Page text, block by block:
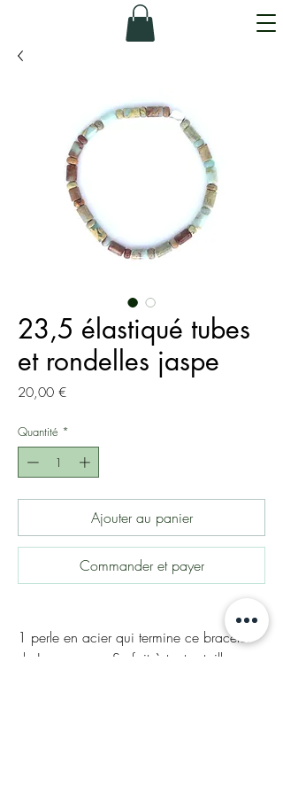
23,5 élastiqué tubes
et rondelles jaspe
20,00 €Prix
Quantité *
Ajouter au panier
Commander et payer
1 perle en acier qui termine ce bracelet
de Jaspe aqua. Se fait à toutes taille.